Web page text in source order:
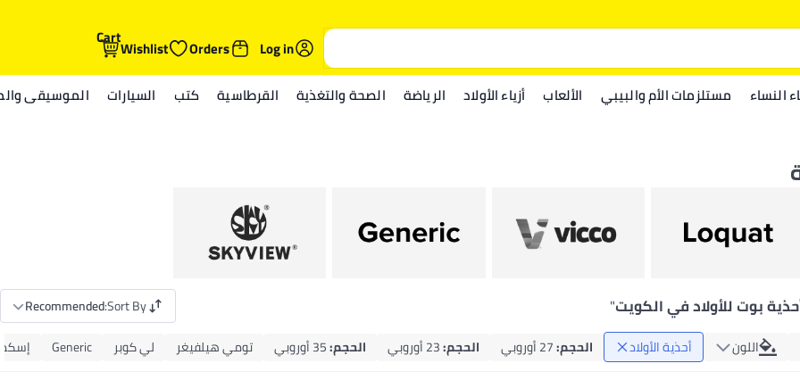
Log in
Orders
Wishlist
Cart
النساء مستلزمات الأم والبيبي الألعاب أزياء الأولاد الرياضة الصحة والتغذية القرطاسية كتب السيارات الموسيقى
بوت للأولاد في الكويت"
Sort By
:
Recommended
اللون أحذية الأولاد الحجم:27 أوروبي الحجم:23 أوروبي الحجم:35 أوروبي تومي هيلفيغر لي كوبر Generic